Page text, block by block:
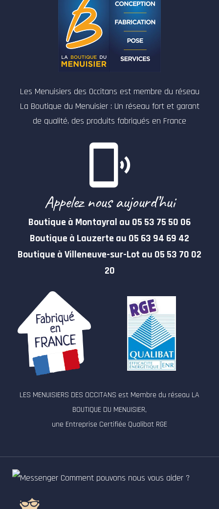
Les Menuisiers des Occitans est membre du réseau
La Boutique du Menuisier : Un réseau fort et garant
de qualité, des produits fabriqués en France
Appelez nous aujourd’hui
Boutique à Montayral au 05 53 75 50 06
Boutique à Lauzerte au 05 63 94 69 42
Boutique à Villeneuve-sur-Lot au 05 53 70 02
20
LES MENUISIERS DES OCCITANS est Membre du réseau LA
BOUTIQUE DU MENUISIER,
une Entreprise Certifiée Qualibat RGE
Comment pouvons nous vous aider ?